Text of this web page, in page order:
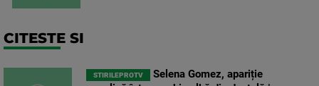
CITESTE SI
STIRILEPROTV
Selena Gomez, apariție